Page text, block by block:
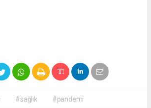
#sağlık #pandemi